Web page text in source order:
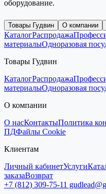
оборудование.
Товары Гудвин О компании
КаталогРаспродажа
материалыОдноразовая
Товары Гудвин
КаталогРаспродажа
материалыОдноразовая
О компании
О насКонтактыПолитика
ПДФайлы Cookie
Клиентам
Личный кабинетУслуги
заказаВозврат
+7 (812) 309-75-11